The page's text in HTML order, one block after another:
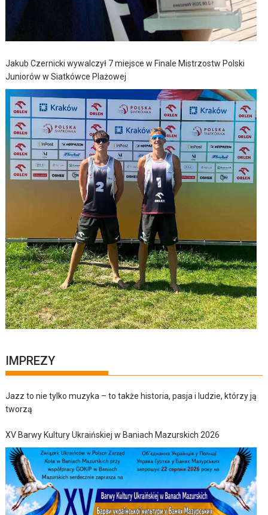
Jakub Czernicki wywalczył 7 miejsce w Finale Mistrzostw Polski
Juniorów w Siatkówce Plażowej
IMPREZY
Jazz to nie tylko muzyka – to także historia, pasja i ludzie, którzy ją
tworzą
XV Barwy Kultury Ukraińskiej w Baniach Mazurskich 2026